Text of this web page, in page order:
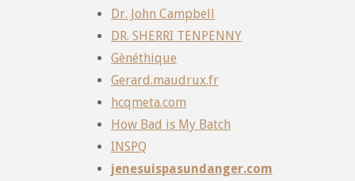
Dr. John Campbell
DR. SHERRI TENPENNY
Gènéthique
Gerard.maudrux.fr
hcqmeta.com
How Bad is My Batch
INSPQ
jenesuispasundanger.com